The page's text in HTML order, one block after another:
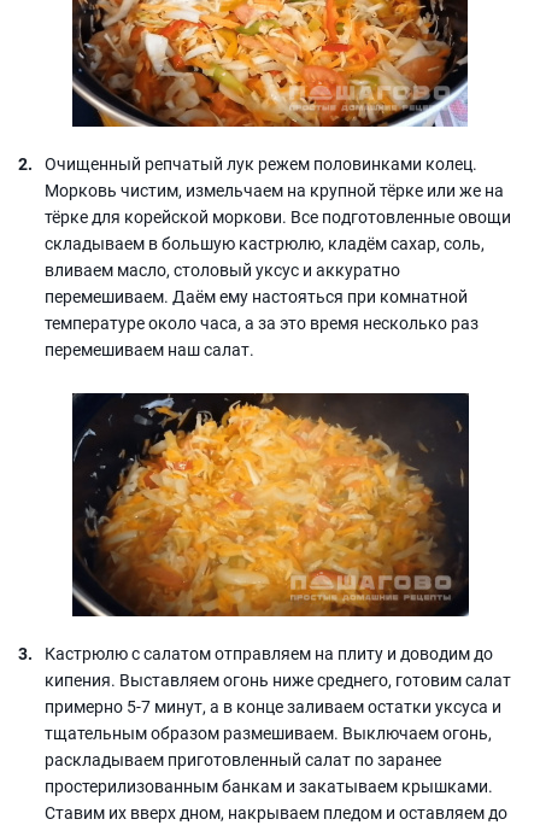
Очищенный репчатый лук режем половинками колец.
Морковь чистим, измельчаем на крупной тёрке или же на
тёрке для корейской моркови. Все подготовленные овощи
складываем в большую кастрюлю, кладём сахар, соль,
вливаем масло, столовый уксус и аккуратно
перемешиваем. Даём ему настояться при комнатной
температуре около часа, а за это время несколько раз
перемешиваем наш салат.
Кастрюлю с салатом отправляем на плиту и доводим до
кипения. Выставляем огонь ниже среднего, готовим салат
примерно 5-7 минут, а в конце заливаем остатки уксуса и
тщательным образом размешиваем. Выключаем огонь,
раскладываем приготовленный салат по заранее
простерилизованным банкам и закатываем крышками.
Ставим их вверх дном, накрываем пледом и оставляем до